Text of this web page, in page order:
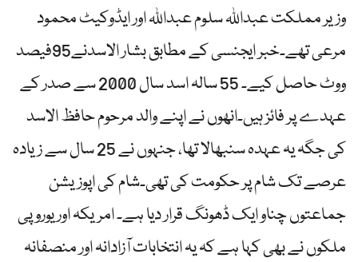
وزیر مملکت عبداللہ سلوم عبداللہ اور ایڈوکیٹ محمود
مرعی تھے۔خبر ایجنسی کے مطابق بشار الاسدنے95فیصد
ووٹ حاصل کیے۔ 55 سالہ اسد سال 2000 سے صدر کے
عہدے پر فائز ہیں۔انھوں نے اپنے والد مرحوم حافظ الاسد
کی جگہ یہ عہدہ سنبھالا تھا، جنہوں نے 25 سال سے زیادہ
عرصے تک شام پر حکومت کی تھی۔شام کی اپوزیشن
جماعتوں چناو ایک ڈھونگ قرار دیا ہے۔ امریکہ اور یوروپی
ملکوں نے بھی کہا ہے کہ یہ انتخابات آزادانہ اور منصفانہ